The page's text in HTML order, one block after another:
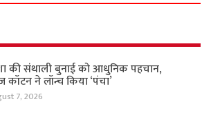
की संथाली बुनाई को आधुनिक पहचान,
कॉटन ने लॉन्च किया ‘पंचा’
7, 2026